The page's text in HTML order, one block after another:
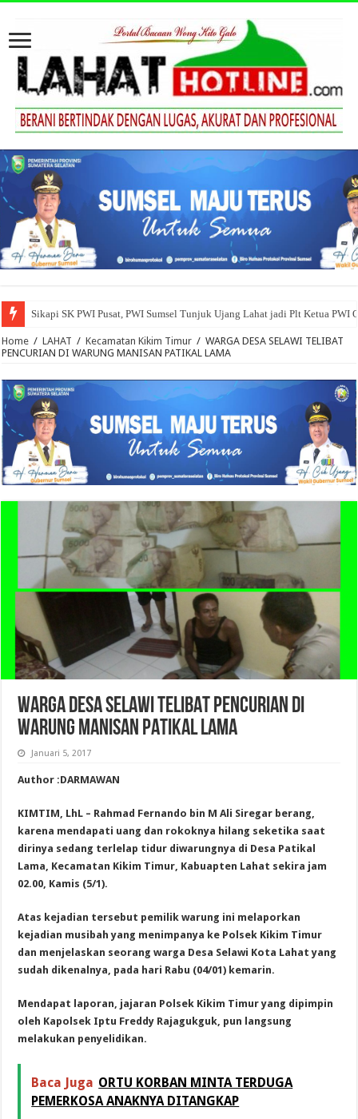
Sikapi SK PWI Pusat, PWI Sumsel Tunjuk Ujang Lahat jadi Plt Ketua PWI
Home / LAHAT / Kecamatan Kikim Timur / WARGA DESA SELAWI TELIBAT
PENCURIAN DI WARUNG MANISAN PATIKAL LAMA
WARGA DESA SELAWI TELIBAT PENCURIAN DI
WARUNG MANISAN PATIKAL LAMA
Januari 5, 2017
Author :DARMAWAN
KIMTIM, LhL – Rahmad Fernando bin M Ali Siregar berang,
karena mendapati uang dan rokoknya hilang seketika saat
dirinya sedang terlelap tidur diwarungnya di Desa Patikal
Lama, Kecamatan Kikim Timur, Kabuapten Lahat sekira jam
02.00, Kamis (5/1).
Atas kejadian tersebut pemilik warung ini melaporkan
kejadian musibah yang menimpanya ke Polsek Kikim Timur
dan menjelaskan seorang warga Desa Selawi Kota Lahat yang
sudah dikenalnya, pada hari Rabu (04/01) kemarin.
Mendapat laporan, jajaran Polsek Kikim Timur yang dipimpin
oleh Kapolsek Iptu Freddy Rajagukguk, pun langsung
melakukan penyelidikan.
Baca Juga ORTU KORBAN MINTA TERDUGA
PEMERKOSA ANAKNYA DITANGKAP